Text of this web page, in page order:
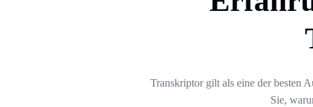
Transkriptor gilt als eine der besten
Sie,